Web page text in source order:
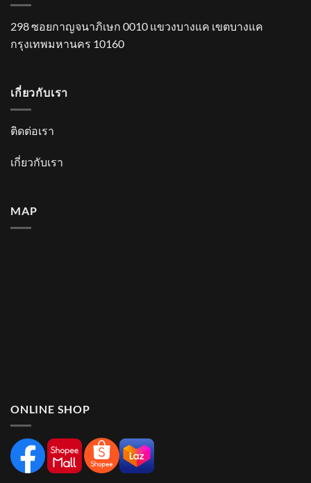
298 ซอยกาญจนาภิเษก 0010 แขวงบางแค เขตบางแค
กรุงเทพมหานคร 10160
เกี่ยวกับเรา
ติดต่อเรา
เกี่ยวกับเรา
MAP
ONLINE SHOP